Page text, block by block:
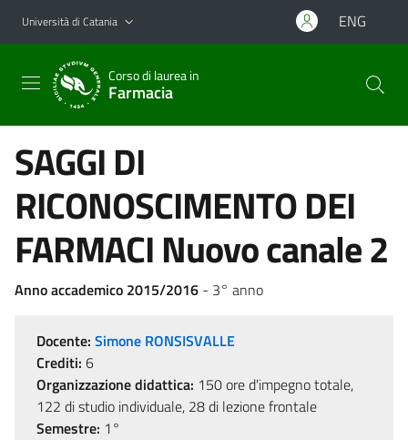
Vai al contenuto principale
Vai al menu di navigazione
Università di Catania ENG
Corso di laurea in
Farmacia
SAGGI DI
RICONOSCIMENTO DEI
FARMACI Nuovo canale 2
Anno accademico 2015/2016 - 3° anno
Docente: Simone RONSISVALLE
Crediti: 6
Organizzazione didattica: 150 ore d'impegno totale,
122 di studio individuale, 28 di lezione frontale
Semestre: 1°